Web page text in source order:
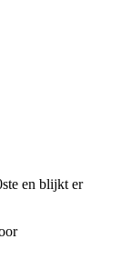
en blijkt er